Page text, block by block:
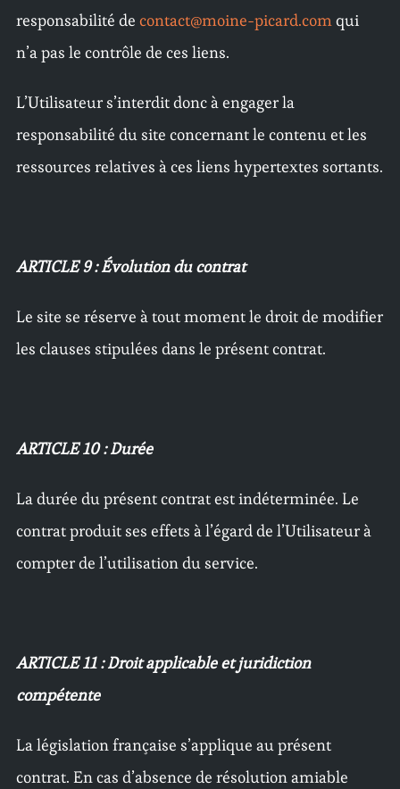
responsabilité decontact@moine-picard.comqui
n’a pas le contrôle de ces liens.
L’Utilisateur s’interdit donc à engager la
responsabilité du site concernant le contenu et les
ressources relatives à ces liens hypertextes sortants.
ARTICLE 9 : Évolution du contrat
Le site se réserve à tout moment le droit de modifier
les clauses stipulées dans le présent contrat.
ARTICLE 10 : Durée
La durée du présent contrat est indéterminée. Le
contrat produit ses effets à l’égard de l’Utilisateur à
compter de l’utilisation du service.
ARTICLE 11 : Droit applicable et juridiction
compétente
La législation française s’applique au présent
contrat. En cas d’absence de résolution amiable